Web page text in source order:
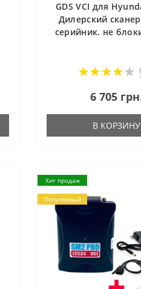
GDS VCI для
Дилерский
серийник. не
6 705
В КОРЗИНУ
Хит продаж
Популярный